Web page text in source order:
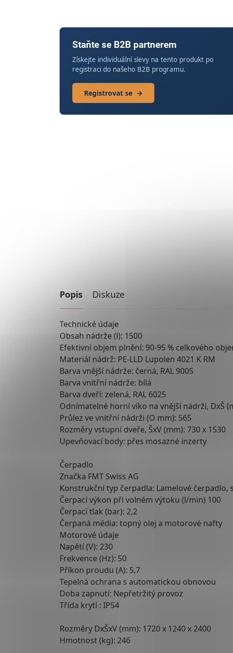
Staňte se B2B partnerem
Získejte individuální slevy na tento produkt po
registraci do našeho B2B programu.
Registrovat se →
Popis Diskuze
Technické údaje
Obsah nádrže (l): 1500
Efektivní objem plnění: 90-95 % celkového
Materiál nádrž: PE-LLD Lupolen 4021 K RM
Barva vnější nádrže: černá, RAL 9005
Barva vnitřní nádrže: bílá
Barva dveří: zelená, RAL 6025
Odnímatelné horní víko na vnější nádrži, DxŠ
Průlez ve vnitřní nádrži (O mm): 565
Rozměry vstupní dveře, ŠxV (mm): 730 x 1530
Upevňovací body: přes mosazné inzerty
Čerpadlo
Značka FMT Swiss AG
Konstrukční typ čerpadla: Lamelové čerpadlo,
Čerpací výkon při volném výtoku (l/min) 100
Čerpací tlak (bar): 2,2
Čerpaná média: topný olej a motorové nafty
Motorové údaje
Napětí (V): 230
Frekvence (Hz): 50
Příkon proudu (A): 5,7
Tepelná ochrana s automatickou obnovou
Doba zapnutí: Nepřetržitý provoz
Třída krytí : IP54
Rozměry DxŠxV (mm): 1720 x 1240 x 2400
Hmotnost (kg): 246